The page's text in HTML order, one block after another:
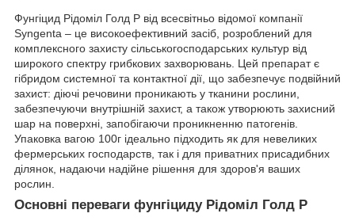
Фунгіцид Рідоміл Голд Р від всесвітньо відомої компанії
Syngenta – це високоефективний засіб, розроблений для
комплексного захисту сільськогосподарських культур від
широкого спектру грибкових захворювань. Цей препарат є
гібридом системної та контактної дії, що забезпечує подвійний
захист: діючі речовини проникають у тканини рослини,
забезпечуючи внутрішній захист, а також утворюють захисний
шар на поверхні, запобігаючи проникненню патогенів.
Упаковка вагою 100г ідеально підходить як для невеликих
фермерських господарств, так і для приватних присадибних
ділянок, надаючи надійне рішення для здоров'я ваших
рослин.
Основні переваги фунгіциду Рідоміл Голд Р